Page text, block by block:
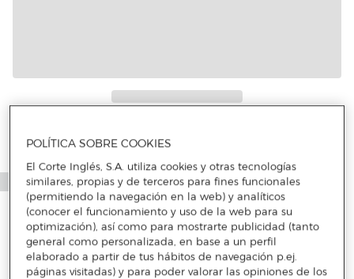
POLÍTICA SOBRE COOKIES
El Corte Inglés, S.A. utiliza cookies y otras tecnologías
similares, propias y de terceros para fines funcionales
(permitiendo la navegación en la web) y analíticos
(conocer el funcionamiento y uso de la web para su
optimización), así como para mostrarte publicidad (tanto
general como personalizada, en base a un perfil
elaborado a partir de tus hábitos de navegación p.ej.
páginas visitadas) y para poder valorar las opiniones de los